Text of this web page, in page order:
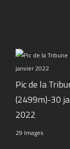
Pic de la
(2499m)-30
2022
29 Images